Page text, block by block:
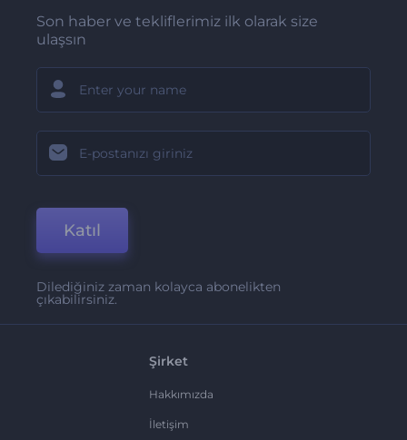
Son haber ve tekliflerimiz ilk olarak size
ulaşsın
Katıl
Dilediğiniz zaman kolayca abonelikten
çıkabilirsiniz.
Şirket
Hakkımızda
İletişim